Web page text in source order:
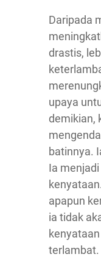
Daripada
drastis,
upaya
demikian,
batinnya.
Ia
apapun
ia tidak
terlambat.